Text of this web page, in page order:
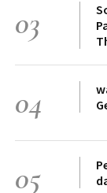
03
04
05